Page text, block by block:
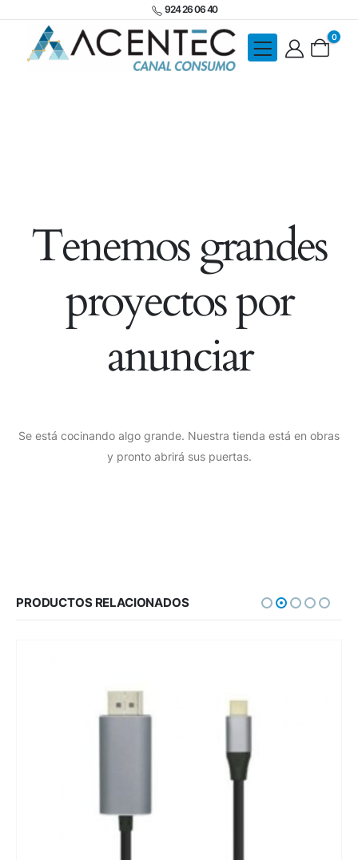
924 26 06 40
0
Tenemos grandes
proyectos por
anunciar
Se está cocinando algo grande. Nuestra tienda está en obras
y pronto abrirá sus puertas.
PRODUCTOS RELACIONADOS